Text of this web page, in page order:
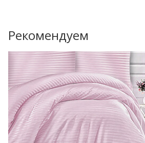
Рекомендуем